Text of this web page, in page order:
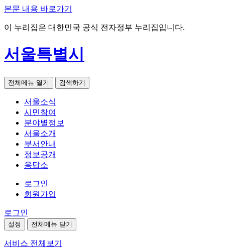
본문 내용 바로가기
이 누리집은 대한민국 공식 전자정부 누리집입니다.
서울특별시
전체메뉴 열기 검색하기
서울소식
시민참여
분야별정보
서울소개
부서안내
정보공개
응답소
로그인
회원가입
로그인
설정 전체메뉴 닫기
서비스 전체보기